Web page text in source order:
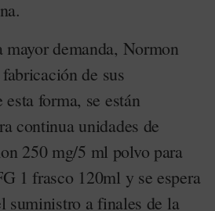
demanda, Normon
de sus
forma, se están
continua unidades de
250 mg/5 ml polvo para
1 frasco 120ml y se espera
suministro a finales de la